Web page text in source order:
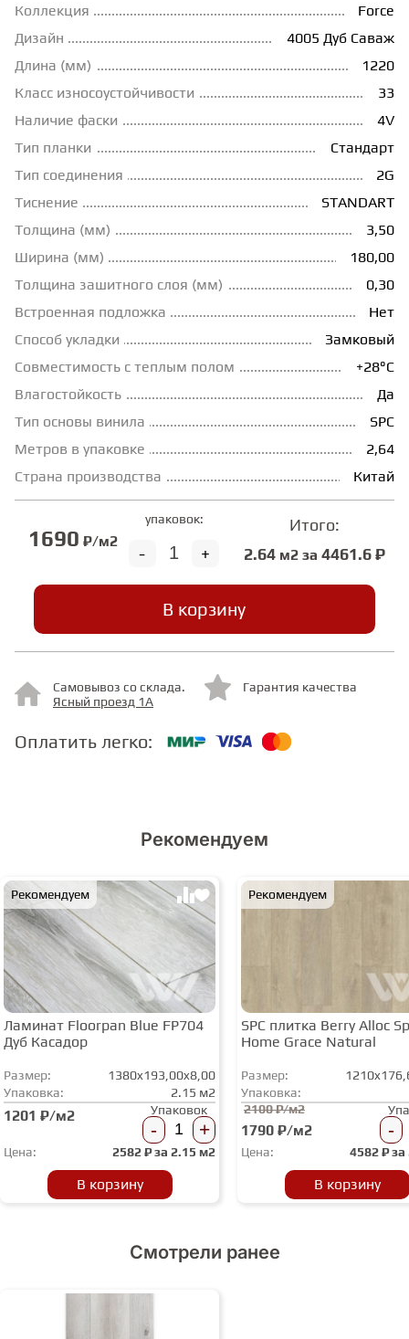
НАЛИВНОЙ ПОЛ
ГРУНТОВКИ
ТЕПЛЫЙ ПОЛ
ТЕРМОПАРКЕТ
МАССИВНАЯ ДОСКА
ИСКУССТВЕННАЯ ТРАВА
МИНЕРАЛЬНО-КАМЕННЫЙ
ЛАМИНАТ MSPC
ЛАМИНАТ SWF
Коллекция
Force
Дизайн
4005 Дуб Саваж
Длина (мм)
1220
Класс износоустойчивости
33
Наличие фаски
4V
Тип планки
Стандарт
Тип соединения
2G
Тиснение
STANDART
Толщина (мм)
3,50
Ширина (мм)
180,00
Толщина зашитного слоя (мм)
0,30
Встроенная подложка
Нет
Способ укладки
Замковый
Совместимость с теплым полом
+28°С
Влагостойкость
Да
Тип основы винила
SPC
Метров в упаковке
2,64
Страна производства
Китай
1690 ₽/м2
упаковок:
+
-
Итого:
2.64м2 за 4461.6 ₽
В корзину
Самовывоз со склада.
Ясный проезд 1А
Гарантия качества
Оплатить легко:
Рекомендуем
Рекомендуем
Ламинат Floorpan Blue FP704
Дуб Касадор
Размер:
1380x193,00x8,00
Упаковка:
2.15 м2
1201 ₽/м2 Упаковок
- +
Цена: 2582₽ за 2.15 м2
В корзину
Рекомендуем
SPC плитка Berry Alloc
Home Grace Natural
Размер:
Упаковка:
2100 ₽/м2
1790 ₽/м2 -
Цена: 4582₽ за
В корзину
Смотрели ранее